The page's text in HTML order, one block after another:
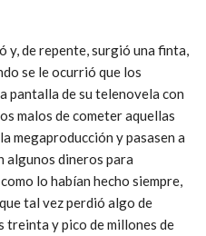
y, de repente, surgió una finta,
se le ocurrió que los
pantalla de su telenovela con
malos de cometer aquellas
megaproducción y pasasen a
algunos dineros para
lo habían hecho siempre,
tal vez perdió algo de
y pico de millones de